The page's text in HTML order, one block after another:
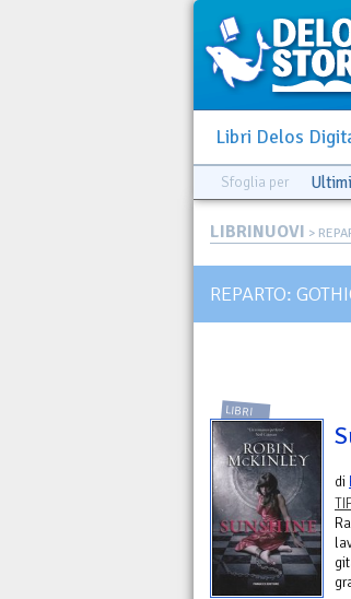
Libri Delos
Sfoglia per
LIBRINUOVI >
REPARTO:
LIBRI
di